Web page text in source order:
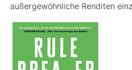
außergewöhnliche Renditen